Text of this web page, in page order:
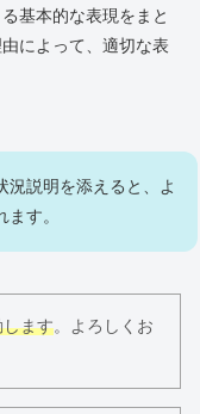
基本的な表現をまと
によって、適切な表
況説明を添えると、よ
す。
ます。よろしくお